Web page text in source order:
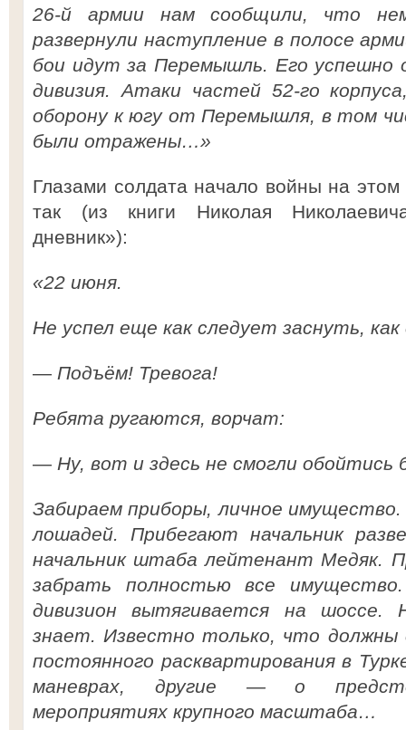
26-й армии нам сообщили, что
развернули наступление в полосе
бои идут за Перемышль. Его успешно
дивизия. Атаки частей 52-го
оборону к югу от Перемышля, в том
были отражены…»
Глазами солдата начало войны на этом
так (из книги Николая
дневник»):
«22 июня.
Не успел еще как следует заснуть,
— Подъём! Тревога!
Ребята ругаются, ворчат:
— Ну, вот и здесь не смогли обойтись
Забираем приборы, личное имущество.
лошадей. Прибегают начальник
начальник штаба лейтенант Медяк.
забрать полностью все
дивизион вытягивается на шоссе.
знает. Известно только, что должны
постоянного расквартирования в
маневрах, другие — о
мероприятиях крупного масштаба…